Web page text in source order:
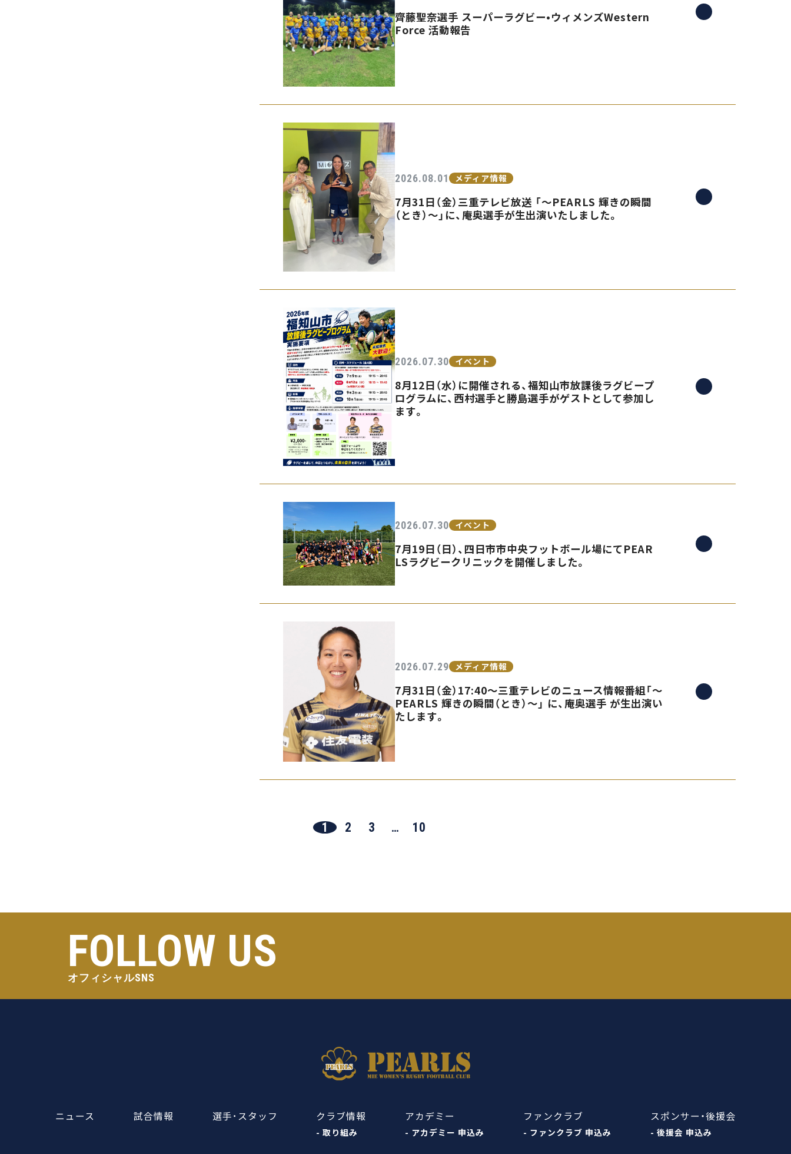
齊藤聖奈選手 スーパーラグビー•ウィメンズWestern
Force 活動報告
2026.08.01 メディア情報
7月31日（金）三重テレビ放送 「〜PEARLS 輝きの瞬間
（とき）〜」に、庵奥選手が生出演いたしました。
2026.07.30 イベント
8月12日（水）に開催される、福知山市放課後ラグビープ
ログラムに、西村選手と勝島選手がゲストとして参加し
ます。
2026.07.30 イベント
7月19日（日）、四日市市中央フットボール場にてPEAR
LSラグビークリニックを開催しました。
2026.07.29 メディア情報
7月31日（金）17:40〜三重テレビのニュース情報番組「〜
PEARLS 輝きの瞬間（とき）〜」 に、庵奥選手 が生出演い
たします。
1 2 3 … 10
FOLLOW US
オフィシャルSNS
ニュース 試合情報 選手･スタッフ クラブ情報
- 取り組み
アカデミー
- アカデミー 申込み
ファンクラブ
- ファンクラブ 申込み
スポンサー・後援会
- 後援会 申込み